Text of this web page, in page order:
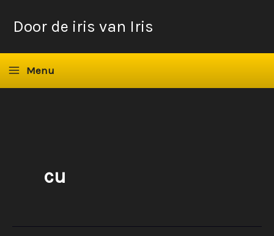
naarDoor de iris van Iris
Menu
cu